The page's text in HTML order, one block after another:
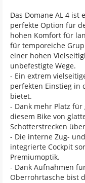
Das Domane AL 4 ist
perfekte Option für
hohen Komfort für
für temporeiche
einer hohen
unbefestigte Wege.
- Ein extrem
perfekten Einstieg in
bietet.
- Dank mehr Platz
diesem Bike von
Schotterstrecken
- Die interne Zug-
integrierte Cockpit
Premiumoptik.
- Dank Aufnahmen
Oberrohrtasche bist